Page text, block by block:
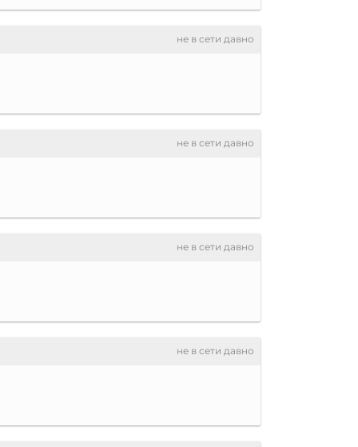
не в сети давно
не в сети давно
не в сети давно
не в сети давно